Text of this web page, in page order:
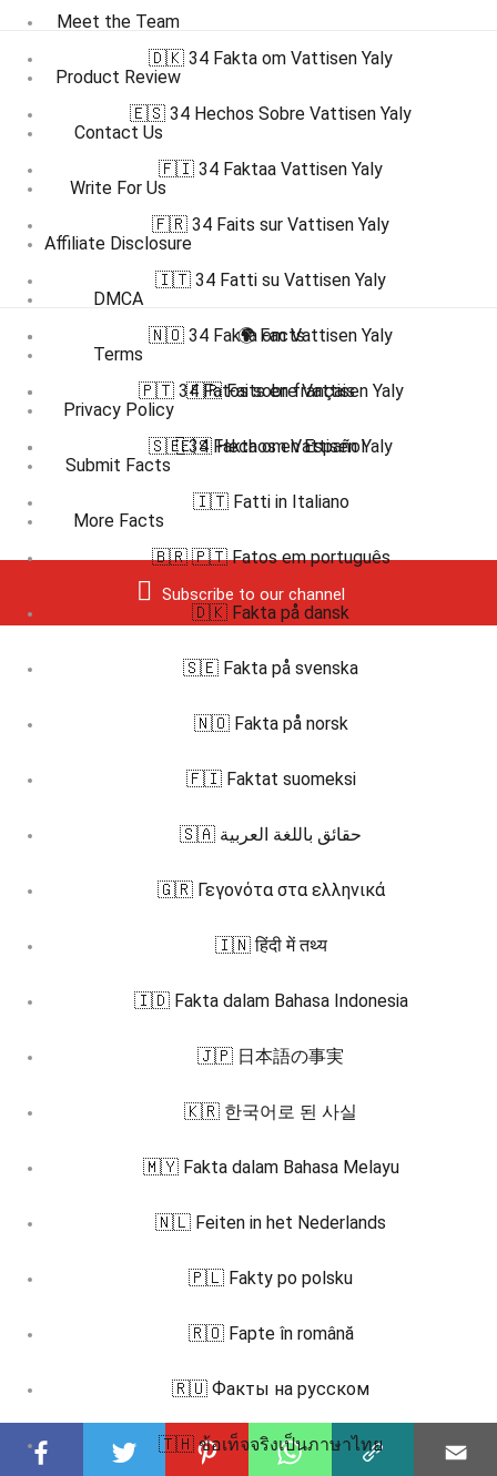
Meet the Team
Product Review
Contact Us
Write For Us
Affiliate Disclosure
DMCA
Terms
Privacy Policy
Submit Facts
More Facts
Subscribe to our channel
🇩🇰 34 Fakta om Vattisen Yaly
🇪🇸 34 Hechos Sobre Vattisen Yaly
🇫🇮 34 Faktaa Vattisen Yaly
🇫🇷 34 Faits sur Vattisen Yaly
🇮🇹 34 Fatti su Vattisen Yaly
🇳🇴 34 Fakta om Vattisen Yaly
🇵🇹 34 Fatos sobre Vattisen Yaly
🇸🇪 34 Fakta om Vattisen Yaly
🌍 Facts
🇫🇷 Faits en français
🇪🇸 Hechos en Español
🇮🇹 Fatti in Italiano
🇧🇷 🇵🇹 Fatos em português
🇩🇰 Fakta på dansk
🇸🇪 Fakta på svenska
🇳🇴 Fakta på norsk
🇫🇮 Faktat suomeksi
🇸🇦 حقائق باللغة العربية
🇬🇷 Γεγονότα στα ελληνικά
🇮🇳 हिंदी में तथ्य
🇮🇩 Fakta dalam Bahasa Indonesia
🇯🇵 日本語の事実
🇰🇷 한국어로 된 사실
🇲🇾 Fakta dalam Bahasa Melayu
🇳🇱 Feiten in het Nederlands
🇵🇱 Fakty po polsku
🇷🇴 Fapte în română
🇷🇺 Факты на русском
🇹🇭 ข้อเท็จจริงเป็นภาษาไทย